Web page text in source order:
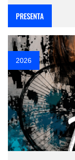
PRESENTA
2026